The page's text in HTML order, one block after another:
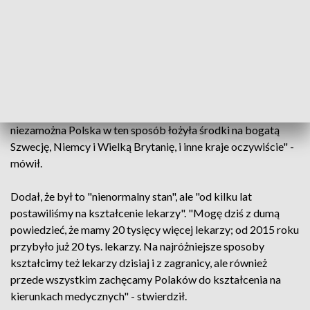
niezamożna Polska w ten sposób łożyła środki na bogatą
Szwecję, Niemcy i Wielką Brytanię, i inne kraje oczywiście" -
mówił.
Dodał, że był to "nienormalny stan", ale "od kilku lat
postawiliśmy na kształcenie lekarzy". "Mogę dziś z dumą
powiedzieć, że mamy 20 tysięcy więcej lekarzy; od 2015 roku
przybyło już 20 tys. lekarzy. Na najróżniejsze sposoby
kształcimy też lekarzy dzisiaj i z zagranicy, ale również
przede wszystkim zachęcamy Polaków do kształcenia na
kierunkach medycznych" - stwierdził.